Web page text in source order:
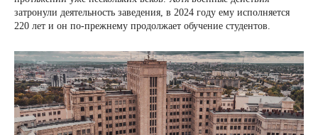
затронули деятельность заведения, в 2024 году ему исполняется
220 лет и он по-прежнему продолжает обучение студентов.